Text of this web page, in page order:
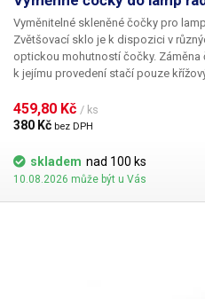
Váha balení [kg]:
Vyměnitelné skleněné čočky pro
Zvětšovací sklo je k dispozici v
optickou mohutností čočky. Záměna
k jejímu provedení stačí pouze
459,80 Kč / ks
380 Kč bez DPH
skladem nad 100 ks
10.08.2026 může být u Vás